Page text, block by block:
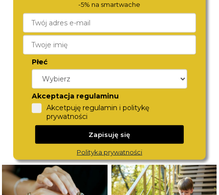
BOSS
1514298
1 880,-
CITIZEN
2 290,-
-5% na smartwache
Płeć
Akceptacja regulaminu
Akcetpuję regulamin i politykę
prywatności
Zapisuję się
Polityka prywatności